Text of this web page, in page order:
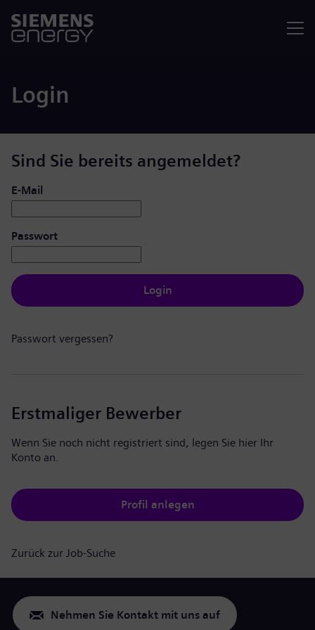
Login
Sind Sie bereits angemeldet?
Login: Benutzer und Passwort
E-Mail
Passwort
Login
Passwort vergessen?
Erstmaliger Bewerber
Wenn Sie noch nicht registriert sind, legen Sie hier Ihr
Konto an.
Profil anlegen
Zurück zur Job-Suche
Nehmen Sie Kontakt mit uns auf